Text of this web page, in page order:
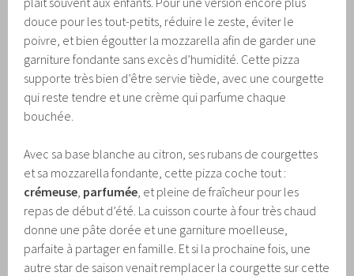
douce pour les tout-petits, réduire le zeste, éviter le
poivre, et bien égoutter la mozzarella afin de garder une
garniture fondante sans excès d’humidité. Cette pizza
supporte très bien d’être servie tiède, avec une courgette
qui reste tendre et une crème qui parfume chaque
bouchée.
Avec sa base blanche au citron, ses rubans de courgettes
et sa mozzarella fondante, cette pizza coche tout :
crémeuse parfumée , et pleine de fraîcheur pour les
repas de début d’été. La cuisson courte à four très chaud
donne une pâte dorée et une garniture moelleuse,
parfaite à partager en famille. Et si la prochaine fois, une
autre star de saison venait remplacer la courgette sur cette